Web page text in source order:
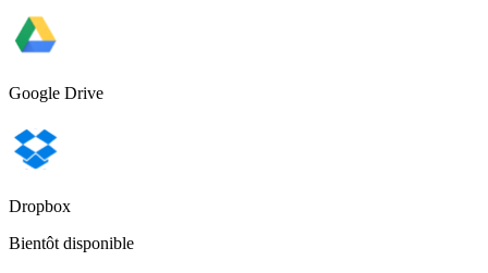
Google Drive
Dropbox
Bientôt disponible